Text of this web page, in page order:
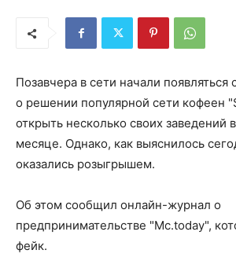
Позавчера в сети начали
о решении популярной сети кофеен
открыть несколько своих заведений
месяце. Однако, как выяснилось
оказались розыгрышем.
Об этом сообщил онлайн-журнал о
предпринимательстве "Mc.today",
фейк.